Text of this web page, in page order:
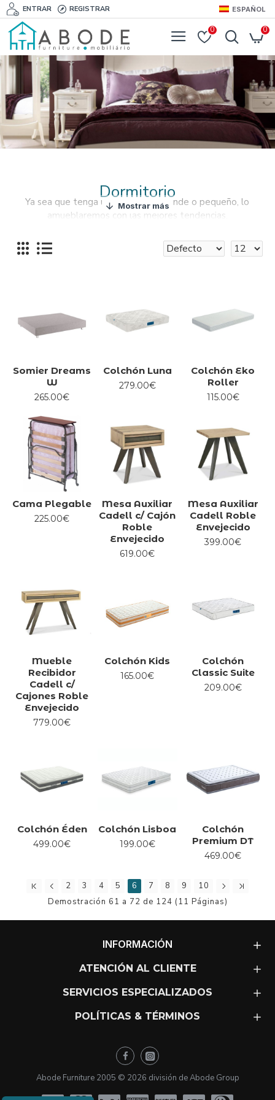
ENTRAR REGISTRAR ESPAÑOL
0 0
Dormitorio
Ya sea que tenga un dormitorio grande o pequeño, lo
amueblaremos con las mejores tendencias.
presentan fantásticas opciones decorativas.
Disponemos de la mejor selección de muebles de
asequibles.
Somier Dreams
W
265.00€
Colchón Luna
279.00€
Colchón Eko
Roller
115.00€
Cama Plegable
225.00€
Mesa Auxiliar
Cadell c/ Cajón
Roble
Envejecido
619.00€
Mesa Auxiliar
Cadell Roble
Envejecido
399.00€
Mueble
Recibidor
Cadell c/
Cajones Roble
Envejecido
779.00€
Colchón Kids
165.00€
Colchón
Classic Suite
209.00€
Colchón Éden
499.00€
Colchón Lisboa
199.00€
Colchón
Premium DT
469.00€
2 3 4 5 6 7 8 9
10
Demostración 61 a 72 de 124 (11 Páginas)
INFORMACIÓN
ATENCIÓN AL CLIENTE
SERVICIOS ESPECIALIZADOS
POLÍTICAS & TÉRMINOS
Abode Furniture 2005 © 2026 división de Abode Group